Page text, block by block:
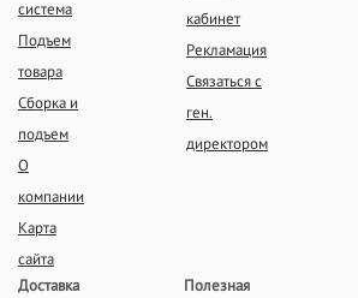
система
Подъем
товара
Сборка и
подъем
О
компании
Карта
сайта
кабинет
Рекламация
Связаться с
ген.
директором
Доставка
Полезная